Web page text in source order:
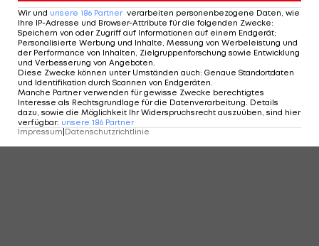
Mit Raimann: Die 15 bestbezahlten O-
Liner der NFL
Football
Wir und unsere 186 Partner verarbeiten personenbezogene Daten, wie
Ihre IP-Adresse und Browser-Attribute für die folgenden Zwecke:
Speichern von oder Zugriff auf Informationen auf einem Endgerät;
Personalisierte Werbung und Inhalte, Messung von Werbeleistung und
der Performance von Inhalten, Zielgruppenforschung sowie Entwicklung
und Verbesserung von Angeboten.
Diese Zwecke können unter Umständen auch: Genaue Standortdaten
und Identifikation durch Scannen von Endgeräten.
Manche Partner verwenden für gewisse Zwecke berechtigtes
Interesse als Rechtsgrundlage für die Datenverarbeitung. Details
dazu, sowie die Möglichkeit Ihr Widerspruchsrecht auszuüben, sind hier
verfügbar: unsere 186 Partner
Impressum Datenschutzrichtlinie